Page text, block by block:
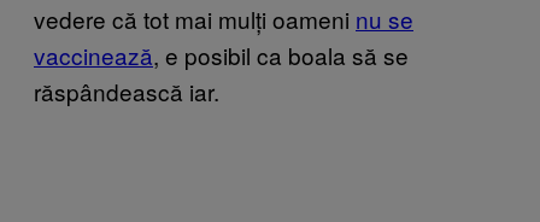
vedere că tot mai mulți oameni nu se
vaccinează, e posibil ca boala să se
răspândească iar.